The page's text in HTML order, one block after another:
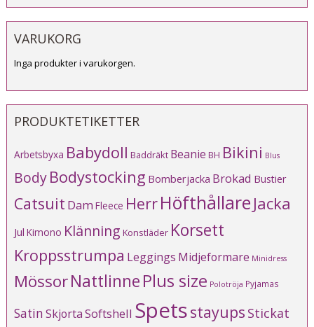
VARUKORG
Inga produkter i varukorgen.
PRODUKTETIKETTER
Arbetsbyxa Babydoll Baddräkt Beanie BH Bikini Blus
BodyBodystocking Bomberjacka Brokad Bustier
Catsuit Dam Fleece HerrHöfthållare Jacka
Jul Kimono Klänning Konstläder Korsett
Kroppsstrumpa Leggings Midjeformare Minidress
MössorNattlinnePlus size Polotröja Pyjamas
SatinSkjortaSoftshell Spetsstayups Stickat